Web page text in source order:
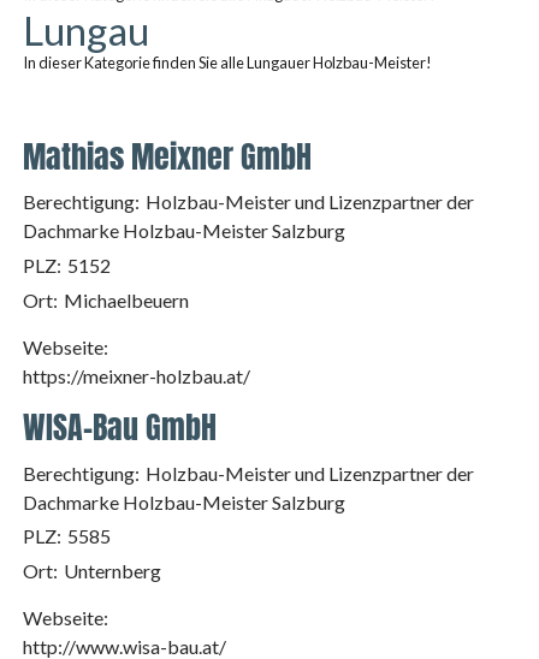
Lungau
In dieser Kategorie finden Sie alle Lungauer Holzbau-Meister!
Mathias Meixner GmbH
Berechtigung: Holzbau-Meister und Lizenzpartner der
Dachmarke Holzbau-Meister Salzburg
PLZ: 5152
Ort: Michaelbeuern
Webseite:
https://meixner-holzbau.at/
WISA-Bau GmbH
Berechtigung: Holzbau-Meister und Lizenzpartner der
Dachmarke Holzbau-Meister Salzburg
PLZ: 5585
Ort: Unternberg
Webseite:
http://www.wisa-bau.at/